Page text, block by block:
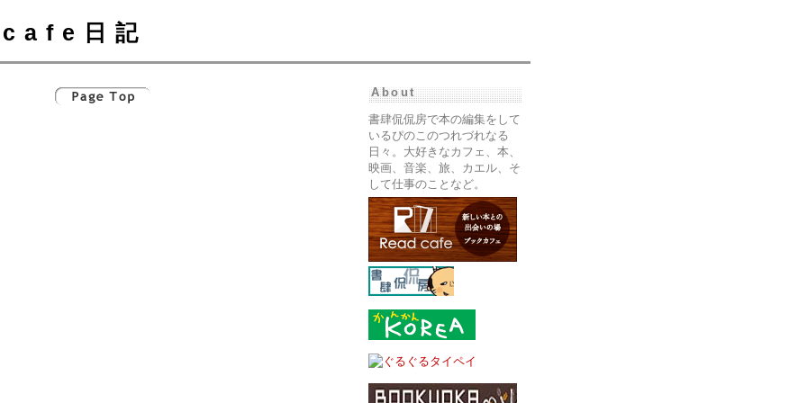
cafe日記
About
書肆侃侃房で本の編集をして
いるぴのこのつれづれなる
日々。大好きなカフェ、本、
映画、音楽、旅、カエル、そ
して仕事のことなど。